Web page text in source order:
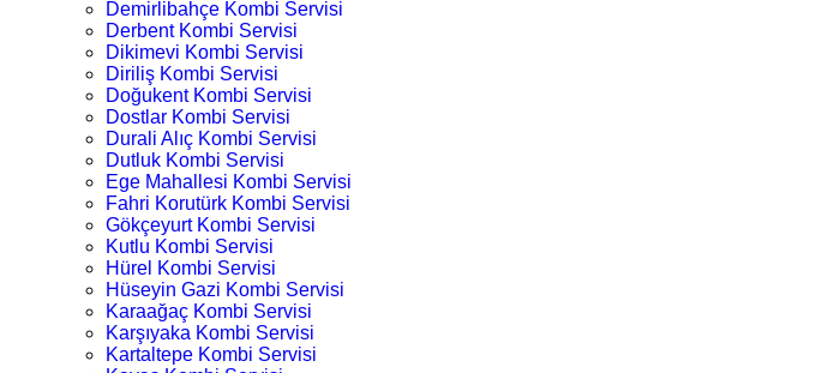
Demirlibahçe Kombi Servisi
Derbent Kombi Servisi
Dikimevi Kombi Servisi
Diriliş Kombi Servisi
Doğukent Kombi Servisi
Dostlar Kombi Servisi
Durali Alıç Kombi Servisi
Dutluk Kombi Servisi
Ege Mahallesi Kombi Servisi
Fahri Korutürk Kombi Servisi
Gökçeyurt Kombi Servisi
Kutlu Kombi Servisi
Hürel Kombi Servisi
Hüseyin Gazi Kombi Servisi
Karaağaç Kombi Servisi
Karşıyaka Kombi Servisi
Kartaltepe Kombi Servisi